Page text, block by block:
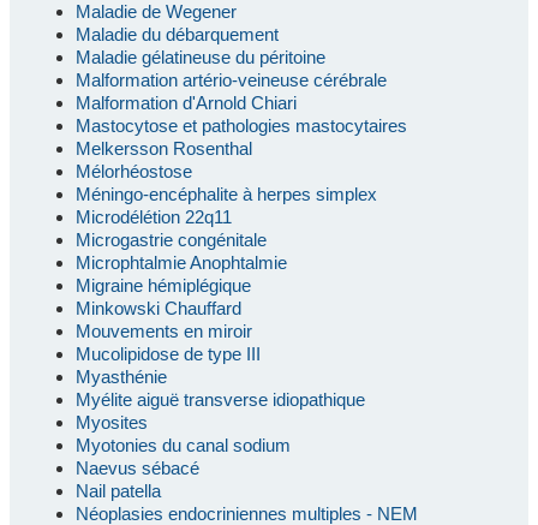
Maladie de Wegener
Maladie du débarquement
Maladie gélatineuse du péritoine
Malformation artério-veineuse cérébrale
Malformation d'Arnold Chiari
Mastocytose et pathologies mastocytaires
Melkersson Rosenthal
Mélorhéostose
Méningo-encéphalite à herpes simplex
Microdélétion 22q11
Microgastrie congénitale
Microphtalmie Anophtalmie
Migraine hémiplégique
Minkowski Chauffard
Mouvements en miroir
Mucolipidose de type III
Myasthénie
Myélite aiguë transverse idiopathique
Myosites
Myotonies du canal sodium
Naevus sébacé
Nail patella
Néoplasies endocriniennes multiples - NEM